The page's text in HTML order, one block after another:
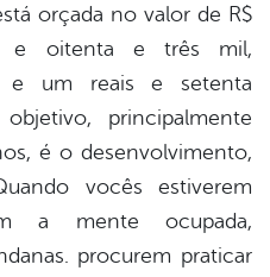
orçada no valor de R$
e oitenta e três mil,
e um reais e setenta
principalmente
é o desenvolvimento,
vocês estiverem
a mente ocupada,
procurem praticar